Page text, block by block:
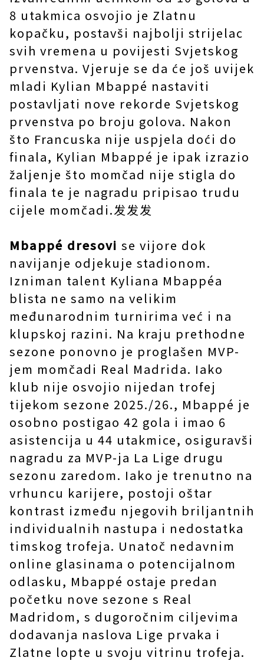
8 utakmica osvojio je Zlatnu
kopačku, postavši najbolji strijelac
svih vremena u povijesti Svjetskog
prvenstva. Vjeruje se da će još uvijek
mladi Kylian Mbappé nastaviti
postavljati nove rekorde Svjetskog
prvenstva po broju golova. Nakon
što Francuska nije uspjela doći do
finala, Kylian Mbappé je ipak izrazio
žaljenje što momčad nije stigla do
finala te je nagradu pripisao trudu
cijele momčadi.发发发
Mbappé dresovi se vijore dok
navijanje odjekuje stadionom.
Izniman talent Kyliana Mbappéa
blista ne samo na velikim
međunarodnim turnirima već i na
klupskoj razini. Na kraju prethodne
sezone ponovno je proglašen MVP-
jem momčadi Real Madrida. Iako
klub nije osvojio nijedan trofej
tijekom sezone 2025./26., Mbappé je
osobno postigao 42 gola i imao 6
asistencija u 44 utakmice, osiguravši
nagradu za MVP-ja La Lige drugu
sezonu zaredom. Iako je trenutno na
vrhuncu karijere, postoji oštar
kontrast između njegovih briljantnih
individualnih nastupa i nedostatka
timskog trofeja. Unatoč nedavnim
online glasinama o potencijalnom
odlasku, Mbappé ostaje predan
početku nove sezone s Real
Madridom, s dugoročnim ciljevima
dodavanja naslova Lige prvaka i
Zlatne lopte u svoju vitrinu trofeja.